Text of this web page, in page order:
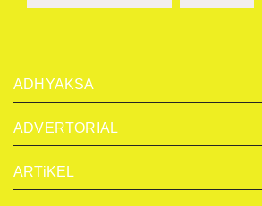
ADHYAKSA
ADVERTORIAL
ARTiKEL